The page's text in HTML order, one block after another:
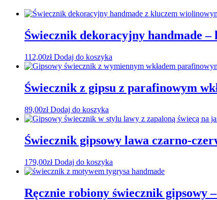
Świecznik dekoracyjny handmade
112,00zł Dodaj do koszyka
Świecznik z gipsu z parafinowym
89,00zł Dodaj do koszyka
Świecznik gipsowy lawa czarno-
179,00zł Dodaj do koszyka
Ręcznie robiony świecznik gipsowy